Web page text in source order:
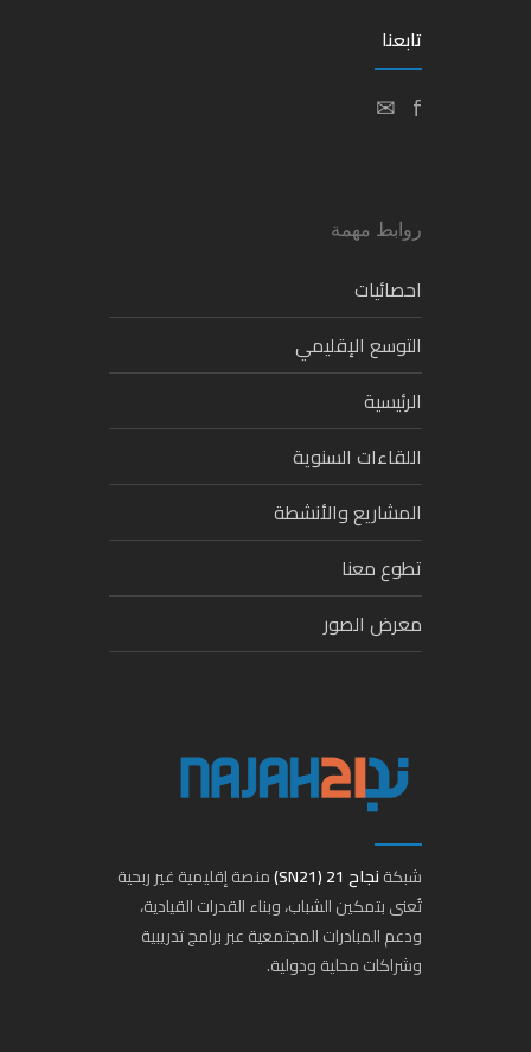
تابعنا
f
✉
روابط مهمة
احصائيات
التوسع الإقليمي
الرئيسية
اللقاءات السنوية
المشاريع والأنشطة
تطوع معنا
معرض الصور
شبكةنجاح 21 (SN21)
منصة إقليمية غير ربحية
تُعنى بتمكين الشباب، وبناء القدرات القيادية،
ودعم المبادرات المجتمعية عبر برامج تدريبية
وشراكات محلية ودولية.